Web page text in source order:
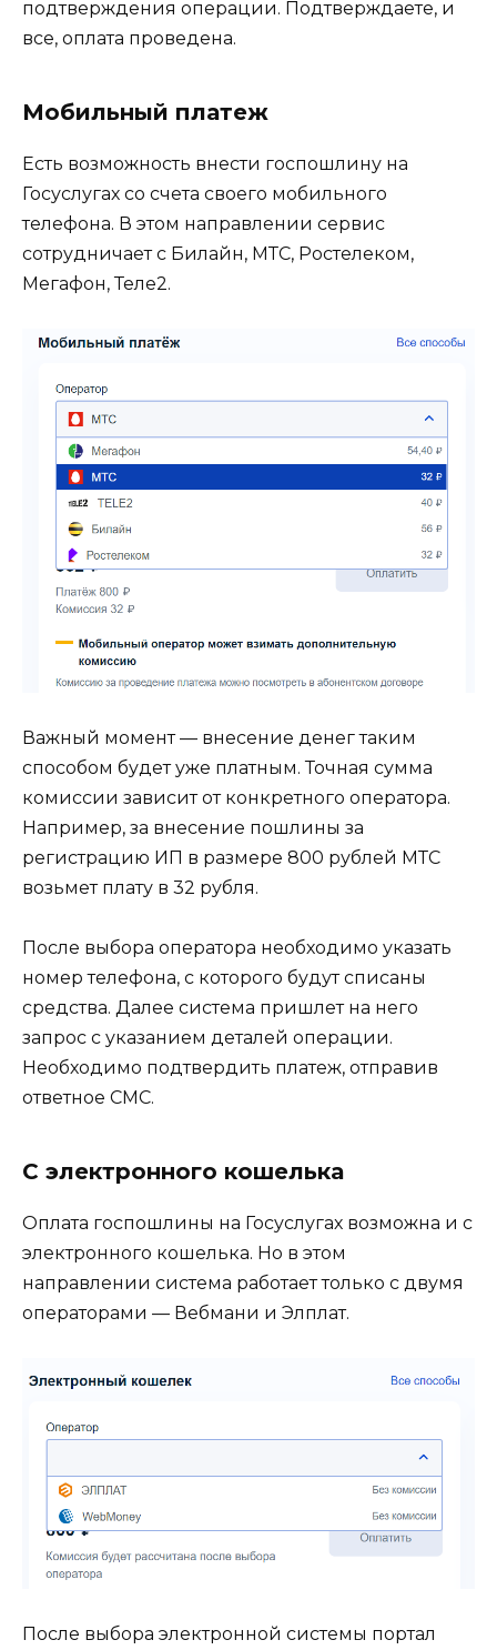
подтверждения операции. Подтверждаете, и
все, оплата проведена.
Мобильный платеж
Есть возможность внести госпошлину на
Госуслугах со счета своего мобильного
телефона. В этом направлении сервис
сотрудничает с Билайн, МТС, Ростелеком,
Мегафон, Теле2.
Важный момент — внесение денег таким
способом будет уже платным. Точная сумма
комиссии зависит от конкретного оператора.
Например, за внесение пошлины за
регистрацию ИП в размере 800 рублей МТС
возьмет плату в 32 рубля.
После выбора оператора необходимо указать
номер телефона, с которого будут списаны
средства. Далее система пришлет на него
запрос с указанием деталей операции.
Необходимо подтвердить платеж, отправив
ответное СМС.
С электронного кошелька
Оплата госпошлины на Госуслугах возможна и с
электронного кошелька. Но в этом
направлении система работает только с двумя
операторами — Вебмани и Элплат.
После выбора электронной системы портал